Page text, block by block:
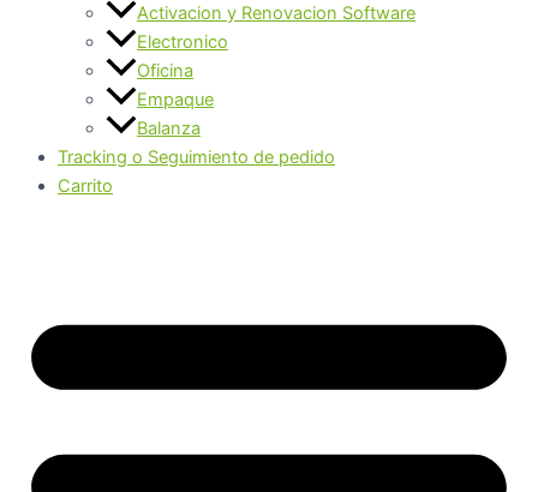
Activacion y Renovacion Software
Electronico
Oficina
Empaque
Balanza
Tracking o Seguimiento de pedido
Carrito